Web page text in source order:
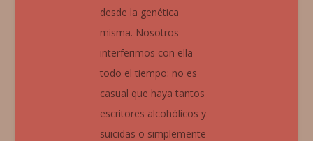
desde la genética
misma. Nosotros
interferimos con ella
todo el tiempo: no es
casual que haya tantos
escritores alcohólicos y
suicidas o simplemente